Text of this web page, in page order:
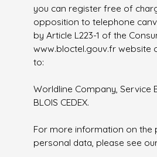
you can register free of
opposition to telephone
by Article L223-1 of the
www.bloctel.gouv.fr website
to:
Worldline Company, Service
BLOIS CEDEX.
For more information on
personal data, please see